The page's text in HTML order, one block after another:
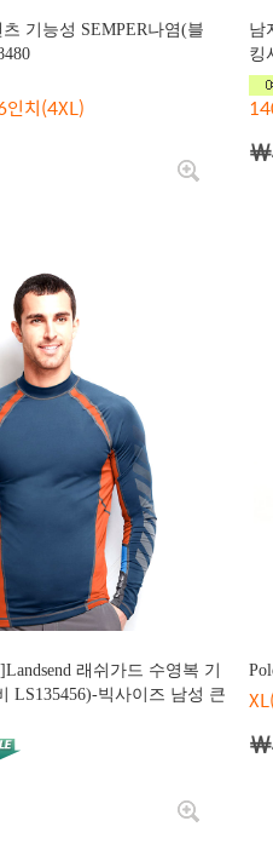
기능성 SEMPER나염(블
치(4XL)
남
킹
래쉬가드 수영복 기
LS135456)-빅사이즈 남성 큰